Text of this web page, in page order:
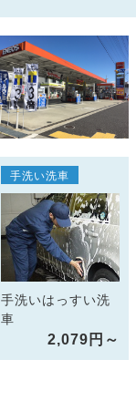
手洗い洗車
手洗いはっすい洗
車
2,079円～